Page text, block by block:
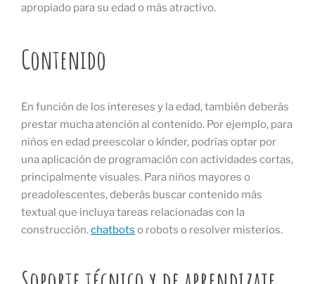
apropiado para su edad o más atractivo.
Contenido
En función de los intereses y la edad, también deberás
prestar mucha atención al contenido. Por ejemplo, para
niños en edad preescolar o kínder, podrías optar por
una aplicación de programación con actividades cortas,
principalmente visuales. Para niños mayores o
preadolescentes, deberás buscar contenido más
textual que incluya tareas relacionadas con la
construcción.chatbots o robots o resolver misterios.